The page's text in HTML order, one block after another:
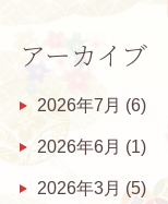
アーカイブ
2026年7月 (6)
2026年6月 (1)
2026年3月 (5)